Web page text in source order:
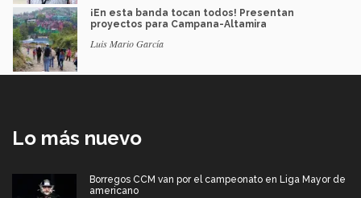
¡En esta banda tocan todos! Presentan
proyectos para Campana-Altamira
Luis Mario García
Lo más nuevo
Borregos CCM van por el campeonato en Liga Mayor de
americano